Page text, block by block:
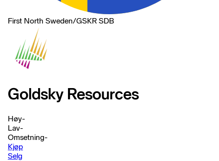
First North Sweden/GSKR SDB
Goldsky Resources
Høy-
Lav-
Omsetning-
Kjøp
Selg